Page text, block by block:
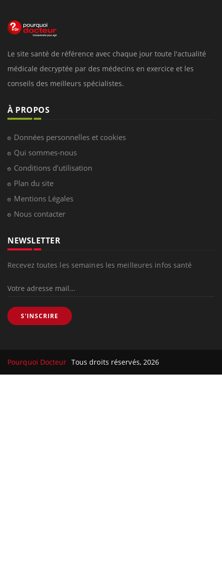
Le site santé de référence avec chaque jour toute l'actualité
médicale decryptée par des médecins en exercice et les
conseils des meilleurs spécialistes.
À PROPOS
Données personnelles et cookies
Qui sommes-nous
Conditions d'utilisation
Plan du site
Mentions Légales
Nous contacter
NEWSLETTER
Recevez toutes les semaines les meilleures infos santé
S'INSCRIRE
Pourquoi Docteur Tous droits réservés, 2026